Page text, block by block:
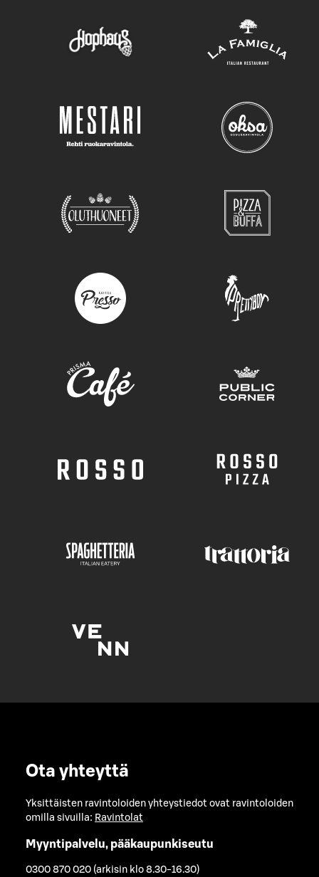
Ota yhteyttä
Yksittäisten ravintoloiden yhteystiedot ovat ravintoloiden
omilla sivuilla: Ravintolat
Myyntipalvelu, pääkaupunkiseutu
0300 870 020 (arkisin klo 8.30-16.30)